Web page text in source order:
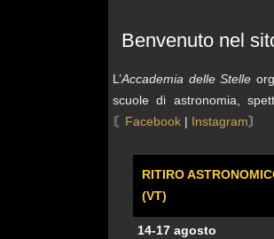
Benvenuto nel
L’Accademia delle Stelle
scuole di astronomia,
〘 Facebook | Instagram〙
RITIRO
(VT)
14-17 agosto